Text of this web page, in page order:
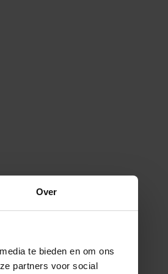
Over
te bieden en om ons
partners voor social
Verspreide vorm